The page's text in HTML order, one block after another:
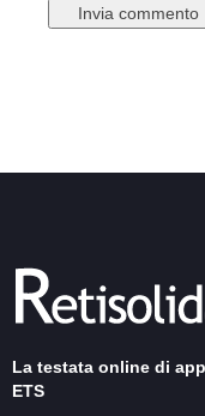
La testata online di
ETS